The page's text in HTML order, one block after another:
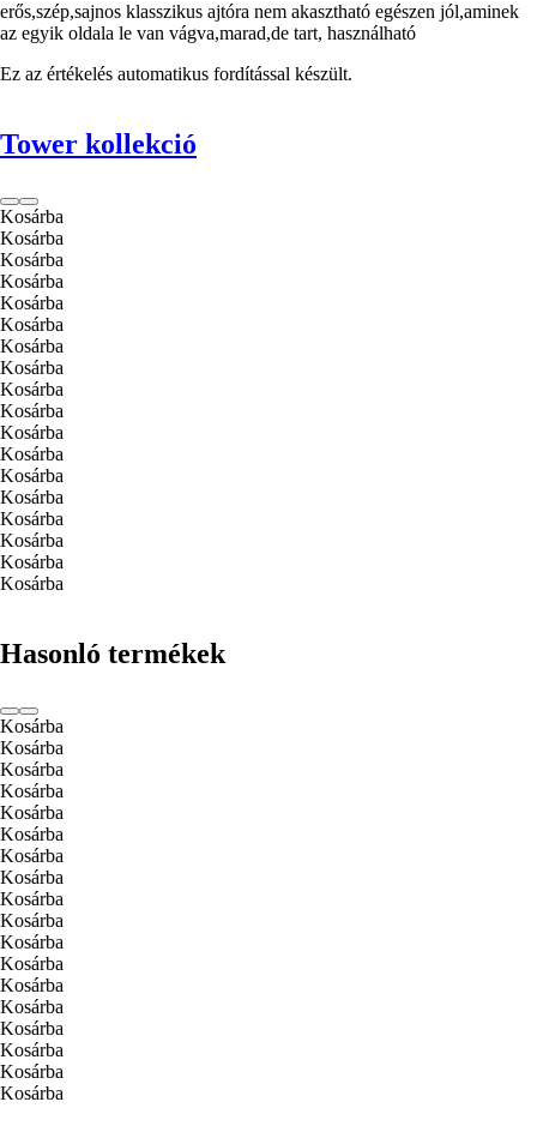
erős,szép,sajnos klasszikus ajtóra nem akasztható egészen jól,aminek
az egyik oldala le van vágva,marad,de tart, használható
Ez az értékelés automatikus fordítással készült.
Tower kollekció
Kosárba
Kosárba
Kosárba
Kosárba
Kosárba
Kosárba
Kosárba
Kosárba
Kosárba
Kosárba
Kosárba
Kosárba
Kosárba
Kosárba
Kosárba
Kosárba
Kosárba
Kosárba
Hasonló termékek
Kosárba
Kosárba
Kosárba
Kosárba
Kosárba
Kosárba
Kosárba
Kosárba
Kosárba
Kosárba
Kosárba
Kosárba
Kosárba
Kosárba
Kosárba
Kosárba
Kosárba
Kosárba